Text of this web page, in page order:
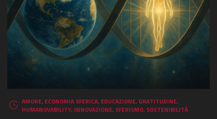
AMORE, ECONOMIA SFERICA, EDUCAZIONE, GRATITUDINE,
HUMANOVABILITY, INNOVAZIONE, SFERISMO, SOSTENIBILITÀ